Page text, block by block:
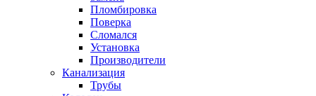
Пломбировка
Поверка
Сломался
Установка
Производители
Канализация
Трубы